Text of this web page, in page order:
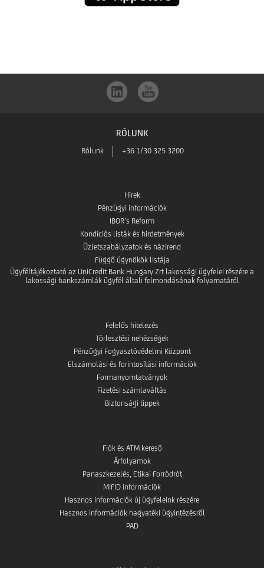
letöltése
Play-
RÓLUNK
Rólunk +36 1/30 325 3200
Hírek
Pénzügyi információk
IBOR’s Reform
Kondíciós listák és hirdetmények
Üzletszabályzatok és házirend
Függő ügynökök listája
Ügyféltájékoztató az UniCredit Bank Hungary Zrt lakossági ügyfelei részére a
lakossági bankszámlák ügyfél általi felmondásának folyamatáról
Felelős hitelezés
Törlesztési nehézségek
Pénzügyi Fogyasztóvédelmi Központ
Elszámolási és forintosítási információk
Formanyomtatványok
Fizetési számlaváltás
Biztonsági tippek
Fiók és ATM kereső
Árfolyamok
Panaszkezelés, Etikai Forródrót
MiFID információk
Hasznos információk új ügyfeleink részére
Hasznos információk hagyatéki ügyintézésről
PAD